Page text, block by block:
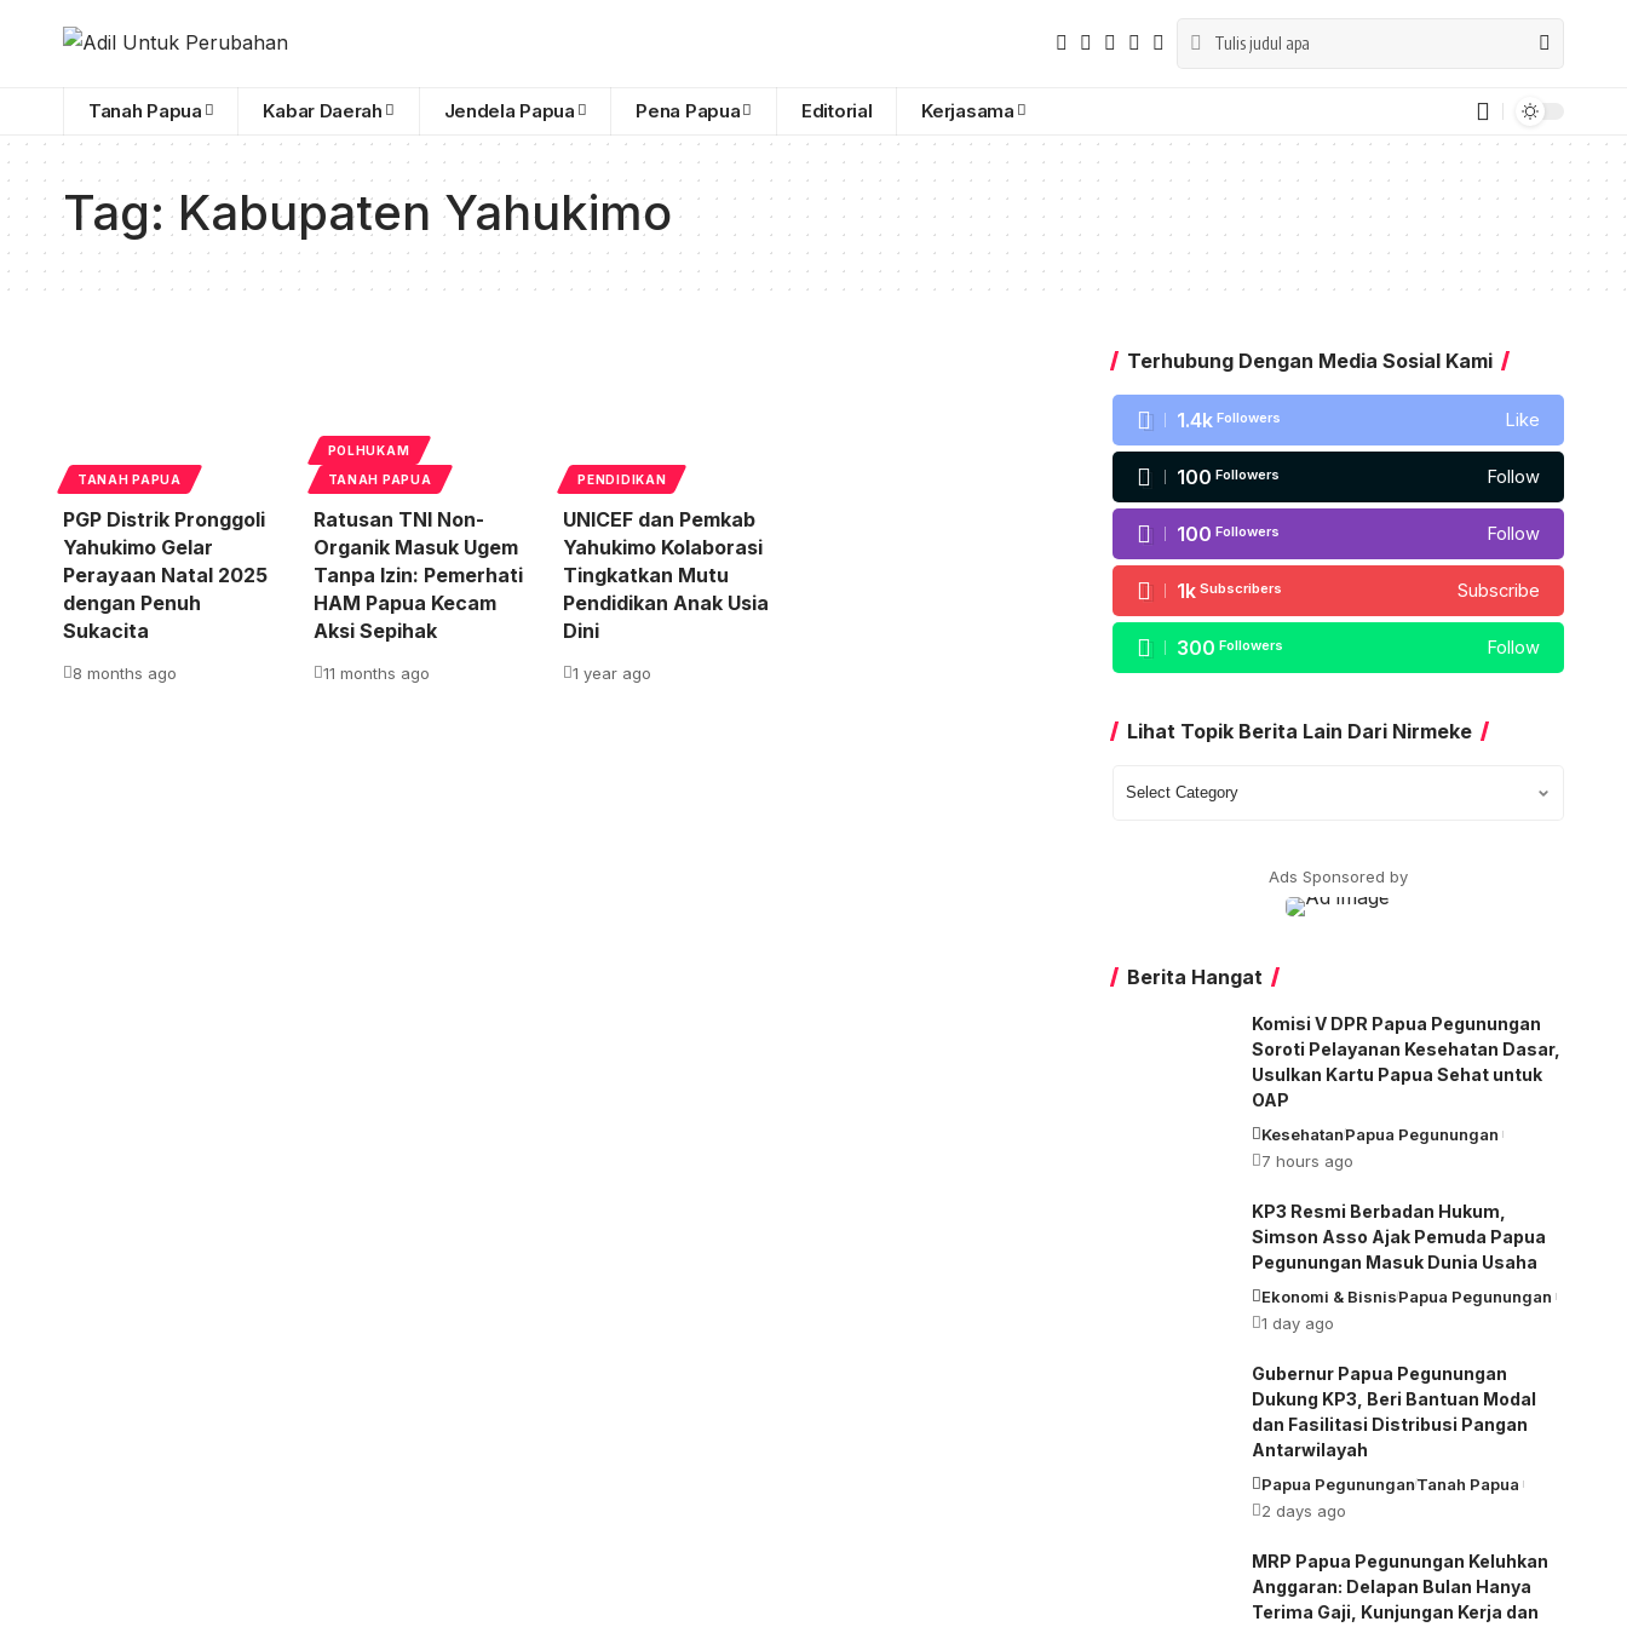
Tanah Papua Kabar Daerah Jendela Papua Pena Papua Editorial Kerjasama
Tag:Kabupaten Yahukimo
TANAH PAPUA
PGP Distrik Pronggoli
Yahukimo Gelar
Perayaan Natal 2025
dengan Penuh
Sukacita
8 months ago
POLHUKAM
TANAH PAPUA
Ratusan TNI Non-
Organik Masuk Ugem
Tanpa Izin: Pemerhati
HAM Papua Kecam
Aksi Sepihak
11 months ago
PENDIDIKAN
UNICEF dan Pemkab
Yahukimo Kolaborasi
Tingkatkan Mutu
Pendidikan Anak Usia
Dini
1 year ago
Terhubung Dengan Media Sosial Kami
1.4k Followers Like
100 Followers Follow
100 Followers Follow
1k Subscribers Subscribe
300 Followers Follow
Lihat Topik Berita Lain Dari Nirmeke
Ads Sponsored by
Berita Hangat
Komisi V DPR Papua Pegunungan
Soroti Pelayanan Kesehatan Dasar,
Usulkan Kartu Papua Sehat untuk
OAP
KesehatanPapua Pegunungan
7 hours ago
KP3 Resmi Berbadan Hukum,
Simson Asso Ajak Pemuda Papua
Pegunungan Masuk Dunia Usaha
Ekonomi & BisnisPapua Pegunungan
1 day ago
Gubernur Papua Pegunungan
Dukung KP3, Beri Bantuan Modal
dan Fasilitasi Distribusi Pangan
Antarwilayah
Papua PegununganTanah Papua
2 days ago
MRP Papua Pegunungan Keluhkan
Anggaran: Delapan Bulan Hanya
Terima Gaji, Kunjungan Kerja dan